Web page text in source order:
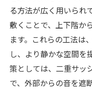
る方法が広く用いられ
敷くことで、上下階か
ます。これらの工法は
し、より静かな空間を
策としては、二重サッ
で、外部からの音を遮